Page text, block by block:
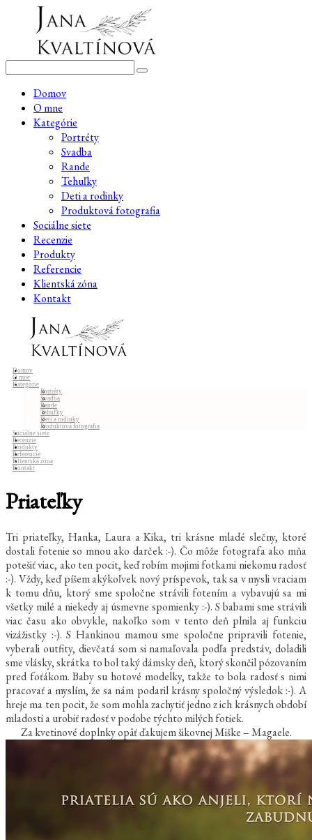
Domov
O mne
Kategórie
Portréty
Svadba
Rande
Tehuľky
Deti a rodinky
Produktová fotografia
Sociálne siete
Recenzie
Produkty
Referencie
Klientská zóna
Kontakt
Domov
O mne
Kategórie
Portréty
Svadba
Rande
Tehuľky
Deti a rodinky
Produktová fotografia
Sociálne siete
Recenzie
Produkty
Referencie
Klientská zóna
Kontakt
Priateľky
Tri priateľky, Hanka, Laura a Kika, tri krásne mladé slečny, ktoré
dostali fotenie so mnou ako darček :-). Čo môže fotografa ako mňa
potešiť viac, ako ten pocit, keď robím mojimi fotkami niekomu radosť
:-). Vždy, keď píšem akýkoľvek nový príspevok, tak sa v mysli vraciam
k tomu dňu, ktorý sme spoločne strávili fotením a vybavujú sa mi
všetky milé a niekedy aj úsmevne spomienky :-). S babami sme strávili
viac času ako obvykle, nakoľko som v tento deň plnila aj funkciu
vizážistky :-). S Hankinou mamou sme spoločne pripravili fotenie,
vyberali outfity, dievčatá som si namaľovala podľa predstáv, doladili
sme vlásky, skrátka to bol taký dámsky deň, ktorý skončil pózovaním
pred foťákom. Baby su hotové modelky, takže to bola radosť s nimi
pracovať a myslím, že sa nám podaril krásny spoločný výsledok :-). A
hreje ma ten pocit, že som mohla zachytiť jedno z ich krásnych období
mladosti a urobiť radosť v podobe týchto milých fotiek.
Za kvetinové doplnky opäť ďakujem šikovnej Miške – Magaele.